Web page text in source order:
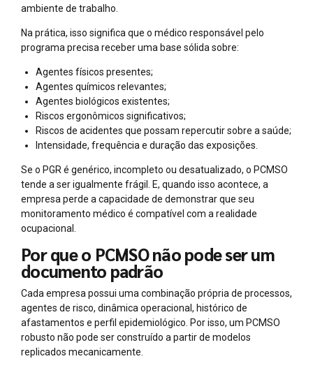
ambiente de trabalho.
Na prática, isso significa que o médico responsável pelo
programa precisa receber uma base sólida sobre:
Agentes físicos presentes;
Agentes químicos relevantes;
Agentes biológicos existentes;
Riscos ergonômicos significativos;
Riscos de acidentes que possam repercutir sobre a saúde;
Intensidade, frequência e duração das exposições.
Se o PGR é genérico, incompleto ou desatualizado, o PCMSO
tende a ser igualmente frágil. E, quando isso acontece, a
empresa perde a capacidade de demonstrar que seu
monitoramento médico é compatível com a realidade
ocupacional.
Por que o PCMSO não pode ser um
documento padrão
Cada empresa possui uma combinação própria de processos,
agentes de risco, dinâmica operacional, histórico de
afastamentos e perfil epidemiológico. Por isso, um PCMSO
robusto não pode ser construído a partir de modelos
replicados mecanicamente.